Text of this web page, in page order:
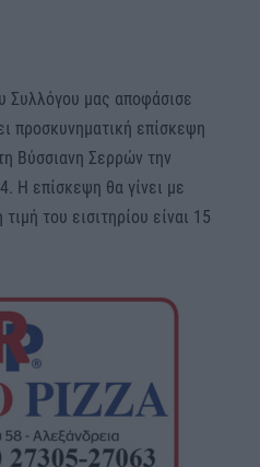
Συλλόγου μας αποφάσισε
προσκυνηματική επίσκεψη
Βύσσιανη Σερρών την
Η επίσκεψη θα γίνει με
του εισιτηρίου είναι 15